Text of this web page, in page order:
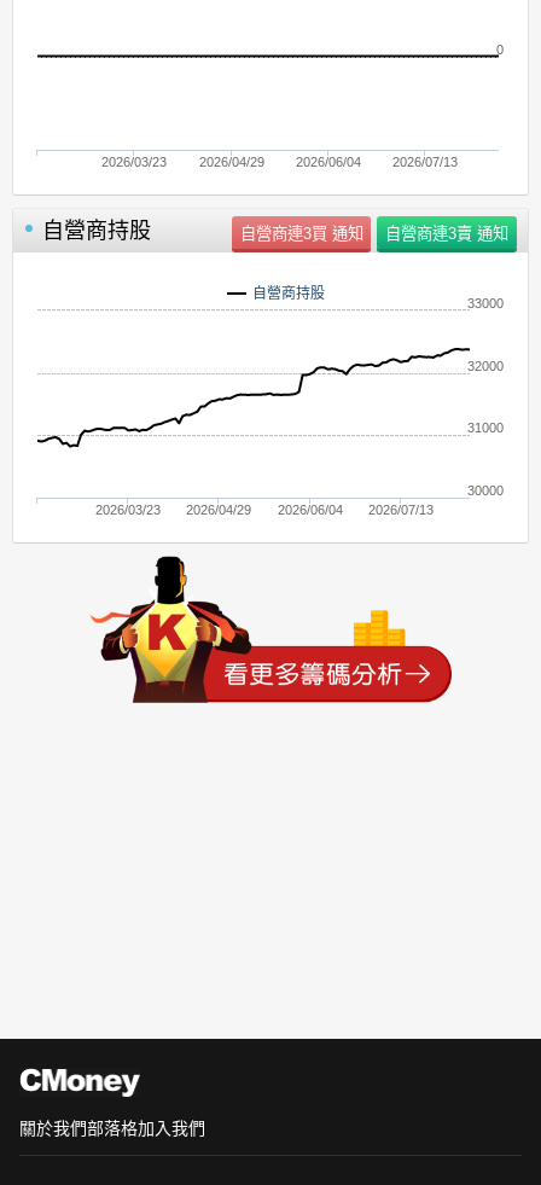
2026/03/23 2026/04/29 2026/06/04 2026/07/13
0
自營商持股
自營商持股
2026/03/23 2026/04/29 2026/06/04 2026/07/13
31000
32000
30000
33000
關於我們部落格加入我們